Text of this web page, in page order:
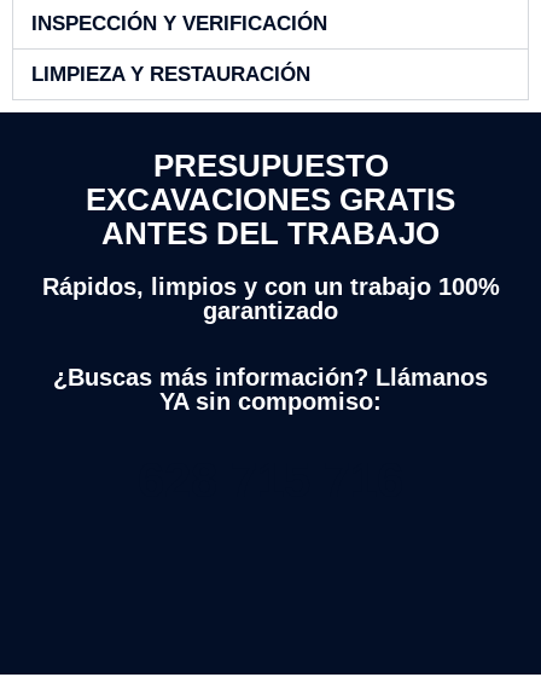
INSPECCIÓN Y VERIFICACIÓN
LIMPIEZA Y RESTAURACIÓN
PRESUPUESTO
EXCAVACIONES GRATIS
ANTES DEL TRABAJO
Rápidos, limpios y con un trabajo 100%
garantizado
¿Buscas más información? Llámanos
YA sin compomiso: